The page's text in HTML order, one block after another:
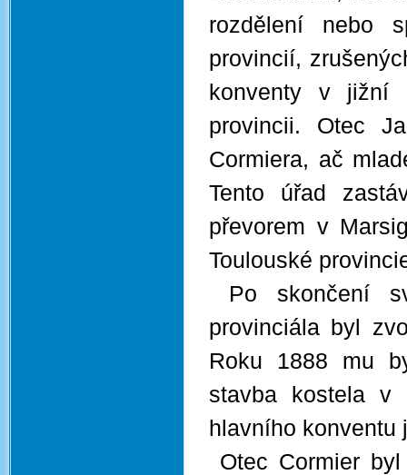
rozdělení nebo
provincií,
konventy v jižní
provincii. Otec
Cormiera, ač
Tento úřad
převorem v
Toulouské
Po skončení
provinciála byl
Roku 1888 mu
stavba kostela v
hlavního konventu
Otec Cormier